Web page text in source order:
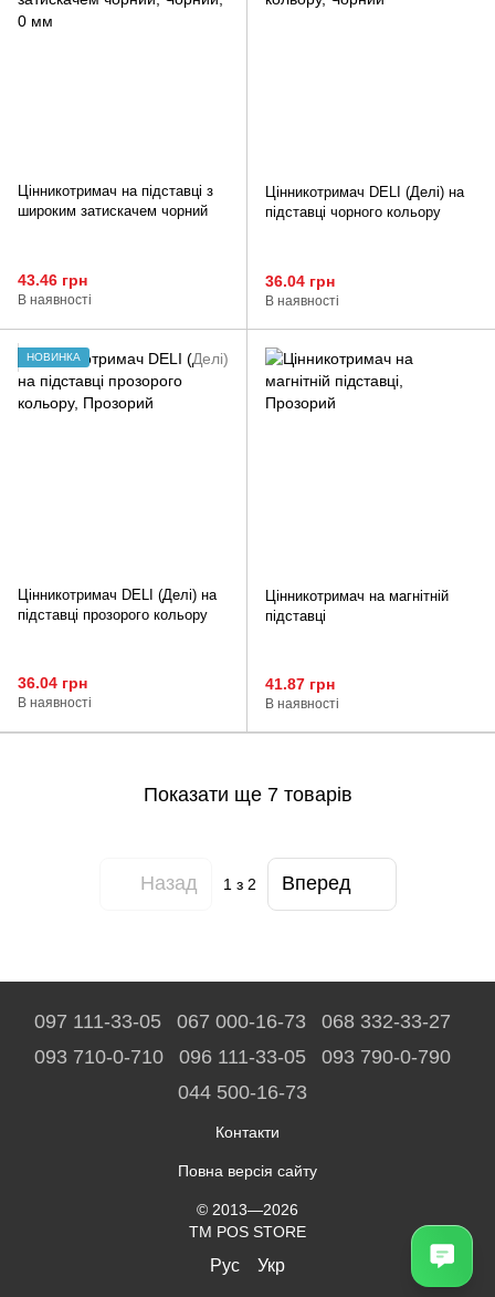
Цінникотримач на підставці з
широким затискачем чорний
43.46 грн
В наявності
Цінникотримач DELI (Делі) на
підставці чорного кольору
36.04 грн
В наявності
НОВИНКА
Цінникотримач DELI (Делі) на
підставці прозорого кольору
36.04 грн
В наявності
Цінникотримач на магнітній
підставці
41.87 грн
В наявності
Показати ще 7 товарів
Назад 1 з 2 Вперед
097 111-33-05 067 000-16-73
068 332-33-27
093 710-0-710
096 111-33-05
093 790-0-790
044 500-16-73
Контакти
Повна версія сайту
© 2013—2026
TM POS STORE
Рус Укр